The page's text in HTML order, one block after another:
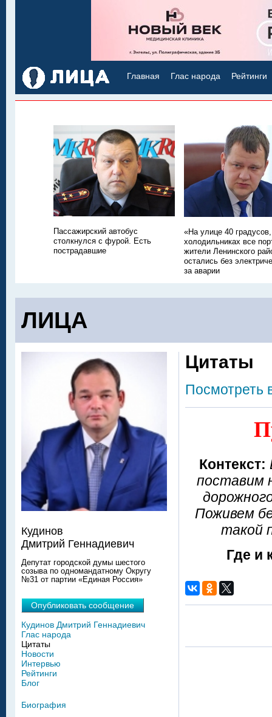
Главная Глас народа Рейтинги
Пассажирский автобус
столкнулся с фурой. Есть
пострадавшие
«На улице 40
холодильниках все
жители Ленинского
остались без
за аварии
ЛИЦА
Цитаты
Посмотреть
Контекст:
поставим
Поживем
такой
Где и
Кудинов
Дмитрий Геннадиевич
Депутат городской думы шестого
созыва по одномандатному Округу
№31 от партии «Единая Россия»
Опубликовать сообщение
Кудинов Дмитрий Геннадиевич
Глас народа
Цитаты
Новости
Интервью
Рейтинги
Блог
Биография